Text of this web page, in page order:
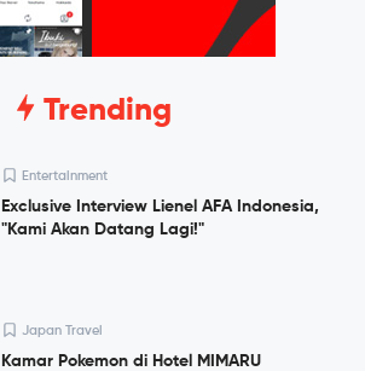
Trending
Entertainment
Exclusive Interview Lienel AFA Indonesia,
"Kami Akan Datang Lagi!"
Japan Travel
Kamar Pokemon di Hotel MIMARU